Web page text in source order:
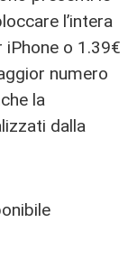
l’intera
o 1.39€
numero
la
dalla